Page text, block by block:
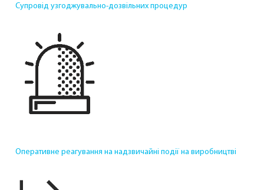
Супровід узгоджувально-дозвільних процедур
Оперативне реагування на надзвичайні події на виробництві